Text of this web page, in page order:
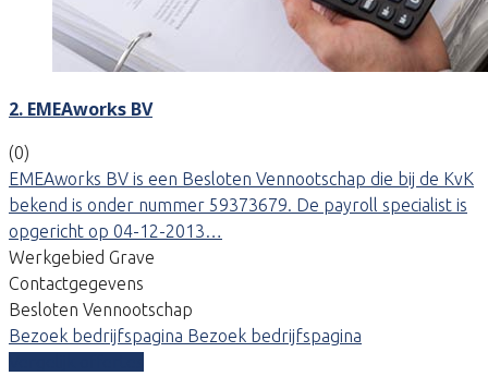
2. EMEAworks BV
(0)
EMEAworks BV is een Besloten Vennootschap die bij de KvK
bekend is onder nummer 59373679. De payroll specialist is
opgericht op 04-12-2013…
Werkgebied Grave
Contactgegevens
Besloten Vennootschap
Bezoek bedrijfspagina Bezoek bedrijfspagina